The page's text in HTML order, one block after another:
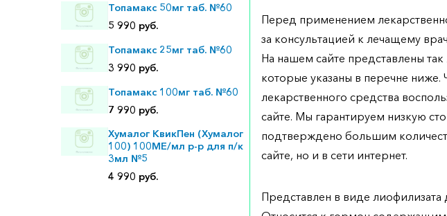
Топамакс 50мг таб. №60
5 990 руб.
Топамакс 25мг таб. №60
3 990 руб.
Топамакс 100мг таб. №60
7 990 руб.
Хумалог КвикПен (Хумалог
100) 100МЕ/мл р-р для п/к
3мл №5
4 990 руб.
Перед применением
за консультацией к лечащему
На нашем сайте представлены
которые указаны в перечне
лекарственного средства
сайте. Мы гарантируем низкую
подтверждено большим
сайте, но и в сети интернет.
Представлен в виде